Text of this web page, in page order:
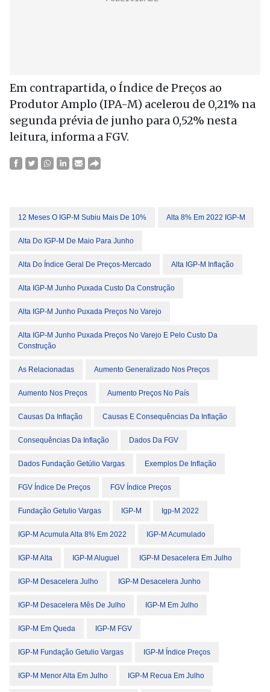
Em contrapartida, o Índice de Preços ao
Produtor Amplo (IPA-M) acelerou de 0,21% na
segunda prévia de junho para 0,52% nesta
leitura, informa a FGV.
12 Meses O IGP-M Subiu Mais De 10% Alta 8% Em 2022 IGP-M
Alta Do IGP-M De Maio Para Junho
Alta Do Índice Geral De Preços-Mercado Alta IGP-M Inflação
Alta IGP-M Junho Puxada Custo Da Construção
Alta IGP-M Junho Puxada Preços No Varejo
Alta IGP-M Junho Puxada Preços No Varejo E Pelo Custo Da
Construção
As Relacionadas Aumento Generalizado Nos Preços
Aumento Nos Preços Aumento Preços No País
Causas Da Inflação Causas E Consequências Da Inflação
Consequências Da Inflação Dados Da FGV
Dados Fundação Getúlio Vargas Exemplos De Inflação
FGV Índice De Preços FGV Índice Preços
Fundação Getulio Vargas IGP-M Igp-M 2022
IGP-M Acumula Alta 8% Em 2022 IGP-M Acumulado
IGP-M Alta IGP-M Aluguel IGP-M Desacelera Em Julho
IGP-M Desacelera Julho IGP-M Desacelera Junho
IGP-M Desacelera Mês De Julho IGP-M Em Julho
IGP-M Em Queda IGP-M FGV
IGP-M Fundação Getulio Vargas IGP-M Índice Preços
IGP-M Menor Alta Em Julho IGP-M Recua Em Julho